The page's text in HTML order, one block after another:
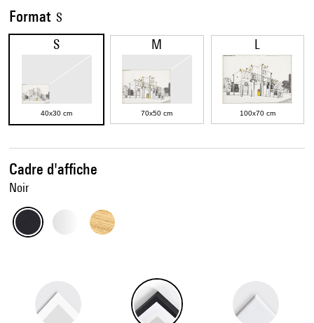
Cadre d'affiche
Noir
Format S
S
40x30 cm
M
70x50 cm
L
100x70 cm